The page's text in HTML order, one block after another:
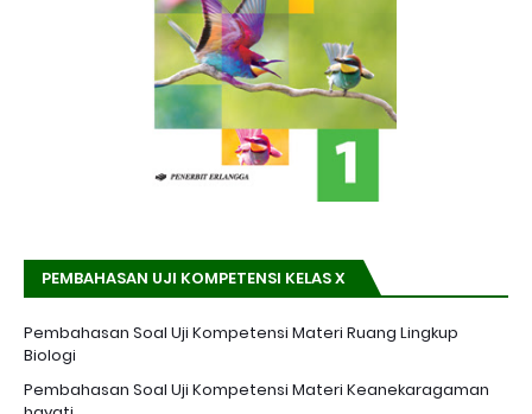
PEMBAHASAN UJI KOMPETENSI KELAS X
Pembahasan Soal Uji Kompetensi Materi Ruang Lingkup
Biologi
Pembahasan Soal Uji Kompetensi Materi Keanekaragaman